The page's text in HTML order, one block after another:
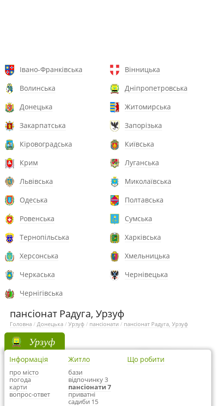
Івано-Франківська
Вінницька
Волинська
Дніпропетровська
Донецька
Житомирська
Закарпатська
Запорізька
Кіровоградська
Київська
Крим
Луганська
Львівська
Миколаївська
Одеська
Полтавська
Ровенська
Сумська
Тернопільська
Харківська
Херсонська
Хмельницька
Черкаська
Чернівецька
Чернігівська
пансіонат Радуга, Урзуф
Головна / Донецька / Урзуф / пансіонати / пансіонат Радуга, Урзуф
Урзуф
Інформація
про місто
погода
карти
вопрос-ответ
Житло
бази
відпочинку 3
пансіонати 7
приватні
садиби 15
Що робити